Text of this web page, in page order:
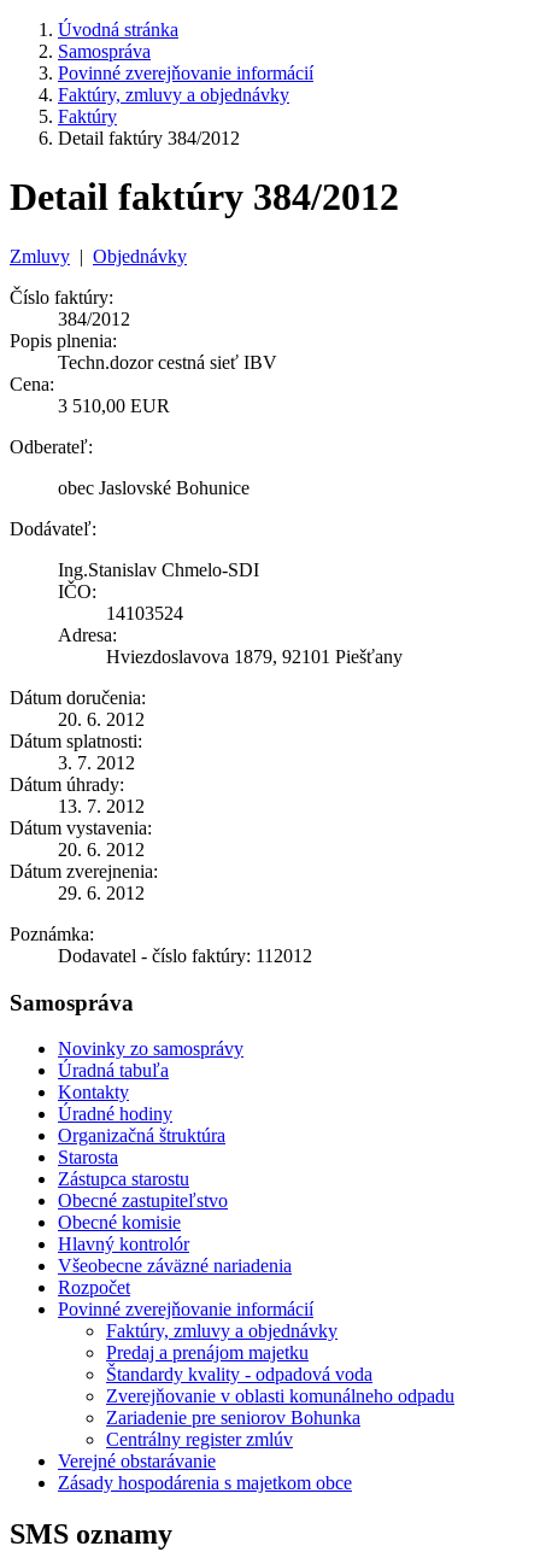
Úvodná stránka
Samospráva
Povinné zverejňovanie informácií
Faktúry, zmluvy a objednávky
Faktúry
Detail faktúry 384/2012
Detail faktúry 384/2012
Zmluvy | Objednávky
Číslo faktúry:
384/2012
Popis plnenia:
Techn.dozor cestná sieť IBV
Cena:
3 510,00 EUR
Odberateľ:
obec Jaslovské Bohunice
Dodávateľ:
Ing.Stanislav Chmelo-SDI
IČO:
14103524
Adresa:
Hviezdoslavova 1879, 92101 Piešťany
Dátum doručenia:
20. 6. 2012
Dátum splatnosti:
3. 7. 2012
Dátum úhrady:
13. 7. 2012
Dátum vystavenia:
20. 6. 2012
Dátum zverejnenia:
29. 6. 2012
Poznámka:
Dodavatel - číslo faktúry: 112012
Samospráva
Novinky zo samosprávy
Úradná tabuľa
Kontakty
Úradné hodiny
Organizačná štruktúra
Starosta
Zástupca starostu
Obecné zastupiteľstvo
Obecné komisie
Hlavný kontrolór
Všeobecne záväzné nariadenia
Rozpočet
Povinné zverejňovanie informácií
Faktúry, zmluvy a objednávky
Predaj a prenájom majetku
Štandardy kvality - odpadová voda
Zverejňovanie v oblasti komunálneho odpadu
Zariadenie pre seniorov Bohunka
Centrálny register zmlúv
Verejné obstarávanie
Zásady hospodárenia s majetkom obce
SMS oznamy